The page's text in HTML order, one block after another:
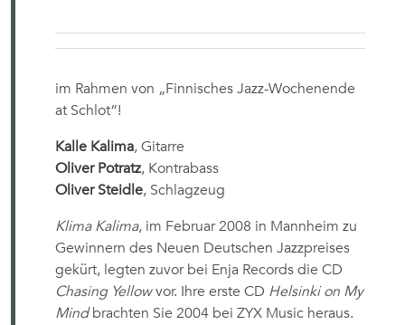
im Rahmen von „Finnisches Jazz-Wochenende
at Schlot“!
Kalle Kalima, Gitarre
Oliver Potratz, Kontrabass
Oliver Steidle, Schlagzeug
Klima Kalima, im Februar 2008 in Mannheim zu
Gewinnern des Neuen Deutschen Jazzpreises
gekürt, legten zuvor bei Enja Records die CD
Chasing Yellowvor. Ihre erste CD Helsinki on My
Mindbrachten Sie 2004 bei ZYX Music heraus.